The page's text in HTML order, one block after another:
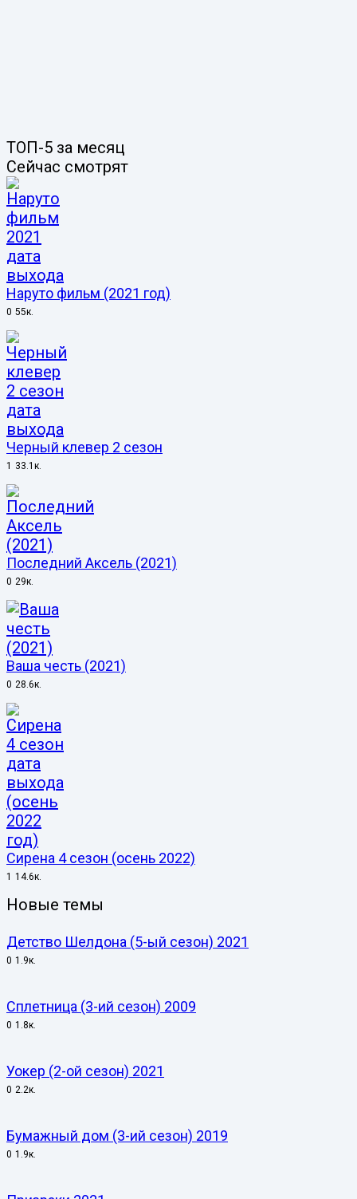
ТОП-5 за месяц
Сейчас смотрят
Наруто фильм (2021 год)
0 55к.
Черный клевер 2 сезон
1 33.1к.
Последний Аксель (2021)
0 29к.
Ваша честь (2021)
0 28.6к.
Сирена 4 сезон (осень 2022)
1 14.6к.
Новые темы
Детство Шелдона (5-ый сезон) 2021
0 1.9к.
Сплетница (3-ий сезон) 2009
0 1.8к.
Уокер (2-ой сезон) 2021
0 2.2к.
Бумажный дом (3-ий сезон) 2019
0 1.9к.